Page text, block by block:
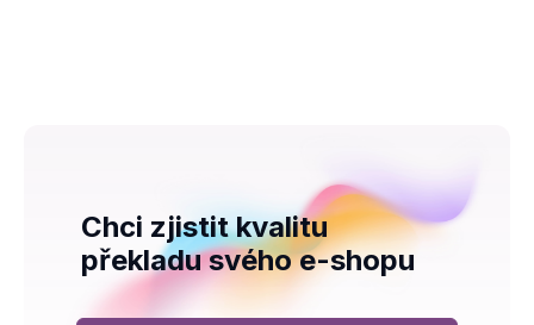
Chci zjistit kvalitu
překladu svého e-shopu